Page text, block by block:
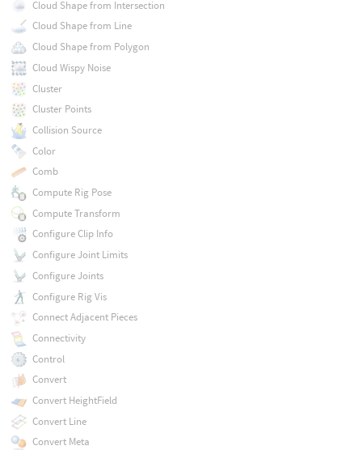
Cloud Shape from Intersection
Cloud Shape from Line
Cloud Shape from Polygon
Cloud Wispy Noise
Cluster
Cluster Points
Collision Source
Color
Comb
Compute Rig Pose
Compute Transform
Configure Clip Info
Configure Joint Limits
Configure Joints
Configure Rig Vis
Connect Adjacent Pieces
Connectivity
Control
Convert
Convert HeightField
Convert Line
Convert Meta